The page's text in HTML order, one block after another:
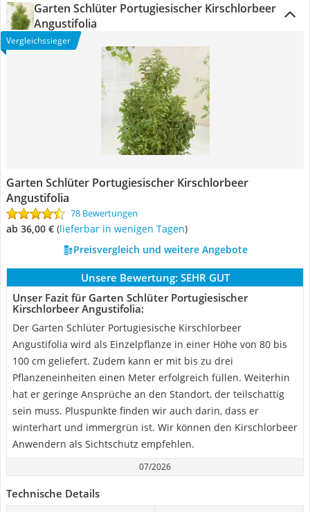
Garten Schlüter Portugiesischer Kirschlorbeer
Angustifolia
Vergleichssieger
Garten Schlüter Portugiesischer Kirschlorbeer
Angustifolia
78 Bewertungen
ab 36,00 € ( Lieferbar in wenigen Tagen)
Preisvergleich und weitere Angebote
Unsere Bewertung: SEHR GUT
Unser Fazit für Garten Schlüter Portugiesischer
Kirschlorbeer Angustifolia:
Der Garten Schlüter Portugiesische Kirschlorbeer
Angustifolia wird als Einzelpflanze in einer Höhe von 80 bis
100 cm geliefert. Zudem kann er mit bis zu drei
Pflanzeneinheiten einen Meter erfolgreich füllen. Weiterhin
hat er geringe Ansprüche an den Standort, der teilschattig
sein muss. Pluspunkte finden wir auch darin, dass er
winterhart und immergrün ist. Wir können den Kirschlorbeer
Anwendern als Sichtschutz empfehlen.
07/2026
Technische Details